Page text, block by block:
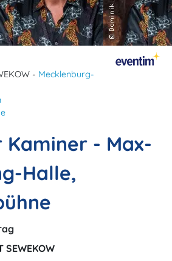
- Mecklenburg-
- Max-
Halle,
SEWEKOW